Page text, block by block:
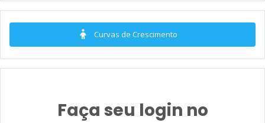
Curvas de Crescimento
Faça seu login no